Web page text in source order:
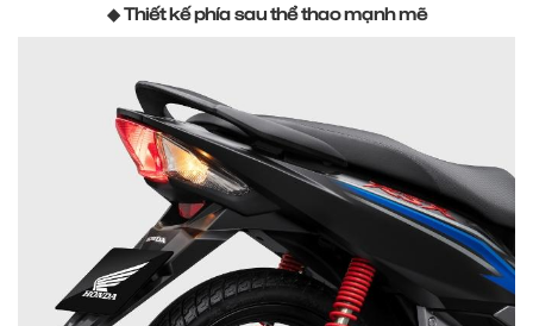
◆ Thiết kế phía sau thể thao mạnh mẽ